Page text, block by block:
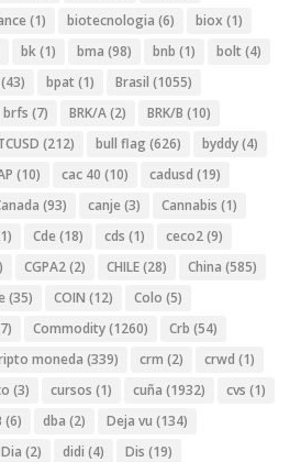
(1) biotecnologia (6) biox (1)
bk(1) bma (98) bnb (1) bolt (4)
(43) bpat (1) Brasil (1055)
brfs (7) BRK/A(2) BRK/B (10)
(212) bull flag (626) byddy(4)
(10) cac 40 (10) cadusd (19)
(93) canje (3) Cannabis (1)
Cde (18) cds (1) ceco2(9)
CGPA2(2) CHILE(28) China (585)
(35) COIN (12) Colo (5)
Commodity(1260) Crb (54)
moneda (339) crm (2) crwd (1)
(3) cursos (1) cuña (1932) cvs (1)
(6) dba (2) Deja vu (134)
Dia (2) didi (4) Dis (19)